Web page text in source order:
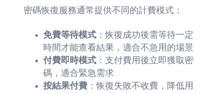
密碼恢復服務通常提供不同的計費模式：
免費等待模式 ：恢復成功後需等待一定
時間才能查看結果，適合不急用的場景
付費即時模式 ：支付費用後立即獲取密
碼，適合緊急需求
按結果付費 ：恢復失敗不收費，降低用